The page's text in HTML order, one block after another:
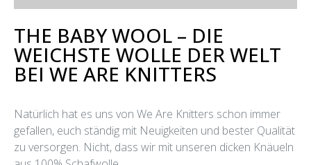
THE BABY WOOL – DIE
WEICHSTE WOLLE DER WELT
BEI WE ARE KNITTERS
Natürlich hat es uns von We Are Knitters schon immer
gefallen, euch ständig mit Neuigkeiten und bester Qualität
zu versorgen. Nicht, dass wir mit unseren dicken Knäueln